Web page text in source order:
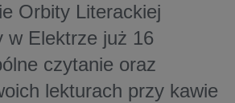
Orbity Literackiej
w Elektrze już 16
czytanie oraz
lekturach przy kawie